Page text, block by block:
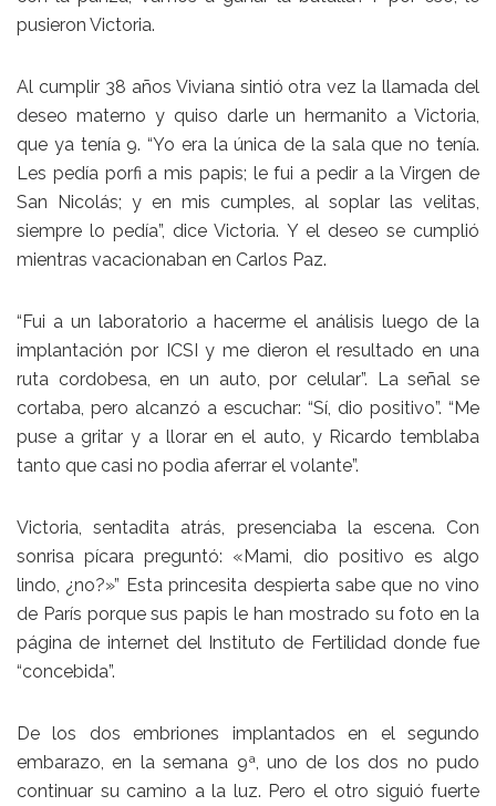
pusieron Victoria.
Al cumplir 38 años Viviana sintió otra vez la llamada del
deseo materno y quiso darle un hermanito a Victoria,
que ya tenía 9. “Yo era la única de la sala que no tenía.
Les pedía porfi a mis papis; le fui a pedir a la Virgen de
San Nicolás; y en mis cumples, al soplar las velitas,
siempre lo pedía”, dice Victoria. Y el deseo se cumplió
mientras vacacionaban en Carlos Paz.
“Fui a un laboratorio a hacerme el análisis luego de la
implantación por ICSI y me dieron el resultado en una
ruta cordobesa, en un auto, por celular”. La señal se
cortaba, pero alcanzó a escuchar: “Sí, dio positivo”. “Me
puse a gritar y a llorar en el auto, y Ricardo temblaba
tanto que casi no podìa aferrar el volante”.
Victoria, sentadita atrás, presenciaba la escena. Con
sonrisa pícara preguntó: «Mami, dio positivo es algo
lindo, ¿no?»” Esta princesita despierta sabe que no vino
de París porque sus papis le han mostrado su foto en la
página de internet del Instituto de Fertilidad donde fue
“concebida”.
De los dos embriones implantados en el segundo
embarazo, en la semana 9ª, uno de los dos no pudo
continuar su camino a la luz. Pero el otro siguió fuerte